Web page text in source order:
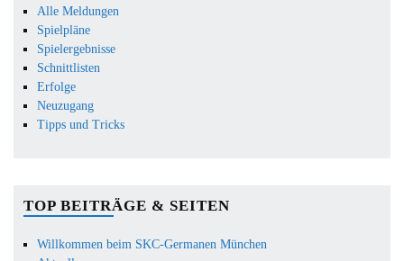
Alle Meldungen
Spielpläne
Spielergebnisse
Schnittlisten
Erfolge
Neuzugang
Tipps und Tricks
TOP BEITRÄGE & SEITEN
Willkommen beim SKC-Germanen München